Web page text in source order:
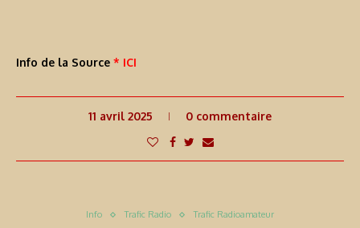
Info de la Source * ICI
11 avril 2025 0 commentaire
Info Trafic Radio Trafic Radioamateur